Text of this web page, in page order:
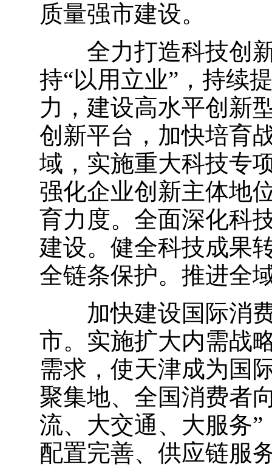
质量强市建设。
全力打造科技创
持“以用立业”，持续
力，建设高水平创新
创新平台，加快培育
域，实施重大科技专
强化企业创新主体地
育力度。全面深化科
建设。健全科技成果
全链条保护。推进全
加快建设国际消
市。 实施扩大内需战
需求，使天津成为国
聚集地、全国消费者
流、大交通、大服务
配置完善、供应链服